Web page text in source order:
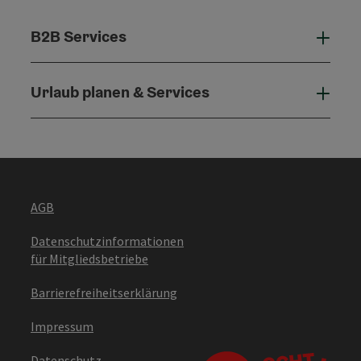
B2B Services
Urlaub planen & Services
AGB
Datenschutzinformationen
für Mitgliedsbetriebe
Barrierefreiheitserklärung
Impressum